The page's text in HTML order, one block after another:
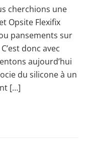
cherchions une
Opsite Flexifix
pansements sur
donc avec
aujourd’hui
du silicone à un
[…]